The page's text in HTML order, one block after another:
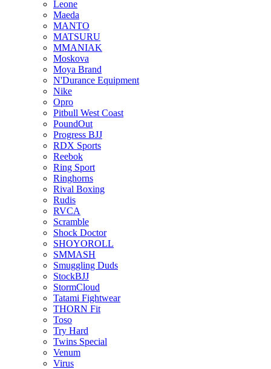
Leone
Maeda
MANTO
MATSURU
MMANIAK
Moskova
Moya Brand
N'Durance Equipment
Nike
Opro
Pitbull West Coast
PoundOut
Progress BJJ
RDX Sports
Reebok
Ring Sport
Ringhorns
Rival Boxing
Rudis
RVCA
Scramble
Shock Doctor
SHOYOROLL
SMMASH
Smuggling Duds
StockBJJ
StormCloud
Tatami Fightwear
THORN Fit
Toso
Try Hard
Twins Special
Venum
Virus